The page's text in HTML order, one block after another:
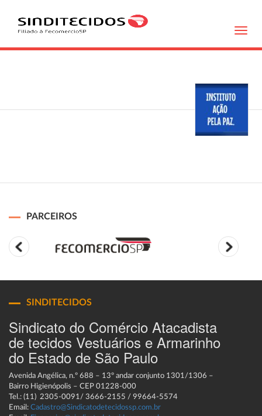
PARCEIROS
SINDITECIDOS
Sindicato do Comércio Atacadista
de tecidos Vestuários e Armarinho
do Estado de São Paulo
Avenida Angélica, n.º 688 – 13º andar conjunto 1301/1306 –
Bairro Higienópolis – CEP 01228-000
Tel.: (11) 2305-0091/ 3666-2155 / 99664-5574
Email: Cadastro@Sindicatodetecidossp.com.br